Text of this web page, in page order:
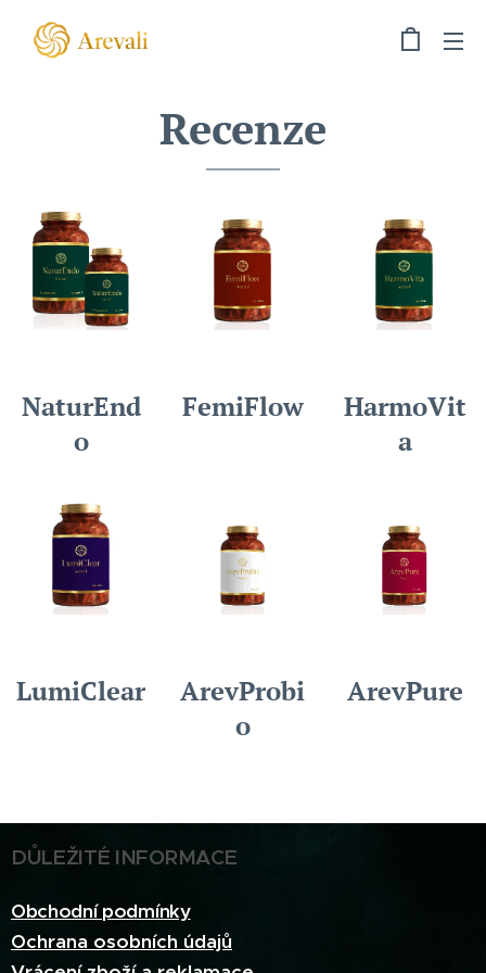
Recenze
NaturEnd
o
FemiFlow
HarmoVit
a
LumiClear
ArevProbi
o
ArevPure
DŮLEŽITÉ INFORMACE
Obchodní podmínky
Ochrana osobních údajů